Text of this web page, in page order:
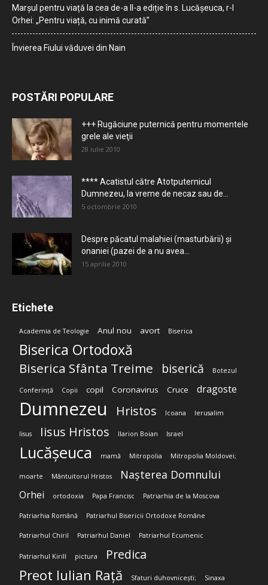
Marșul pentru viață la cea de-a II-a ediție în s. Lucășeuca, r-l
Orhei: „Pentru viață, cu inimă curată”
Învierea Fiului văduvei din Nain
POSTĂRI POPULARE
+++ Rugăciune puternică pentru momentele
grele ale vieţii
28 iulie 2010
**** Acatistul către Atotputernicul
Dumnezeu, la vreme de necaz sau de...
5 octombrie 2010
Despre păcatul malahiei (masturbării) şi
onaniei (pazei de a nu avea...
15 aprilie 2010
Etichete
Academia de Teologie Anul nou avort Biserica
Biserica Ortodoxă
Biserica Sfânta Treime biserică Botezul
Conferință Copii copil Coronavirus Cruce dragoste
Dumnezeu Hristos Icoana Ierusalim
Iisus Iisus Hristos Ilarion Boian Israel
Lucășeuca mamă Mitropolia Mitropolia Moldovei;
moarte Mântuitorul Hristos Nașterea Domnului
Orhei ortodoxia Papa Francisc Patriarhia de la Moscova
Patriarhia Română Patriarhul Bisericii Ortodoxe Române
Patriarhul Chiril Patriarhul Daniel Patriarhul Ecumenic
Patriarhul Kirill pictura Predica
Preot Iulian Rață Sfaturi duhovnicești; Sinaxa